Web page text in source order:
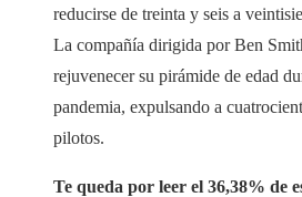
reducirse de treinta y seis a
La compañía dirigida por Ben
rejuvenecer su pirámide de edad
pandemia, expulsando a
pilotos.
Te queda por leer el 36,38% de